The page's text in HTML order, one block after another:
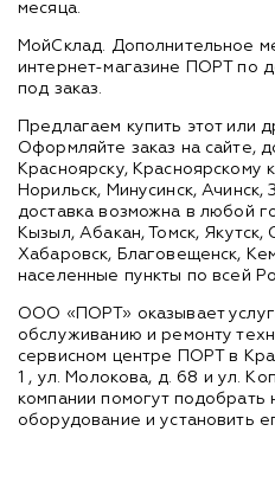
месяца.
МойСклад. Дополнительное
интернет-магазине ПОРТ по
под заказ.
Предлагаем купить этот или
Оформляйте заказ на сайте,
Красноярску, Красноярскому
Норильск, Минусинск, Ачинск,
доставка возможна в любой
Кызыл, Абакан, Томск, Якутск,
Хабаровск, Благовещенск,
населенные пункты по всей
ООО «ПОРТ» оказывает
обслуживанию и ремонту
сервисном центре ПОРТ в
1 , ул. Молокова, д. 68 и ул.
компании помогут подобрать
оборудование и установить